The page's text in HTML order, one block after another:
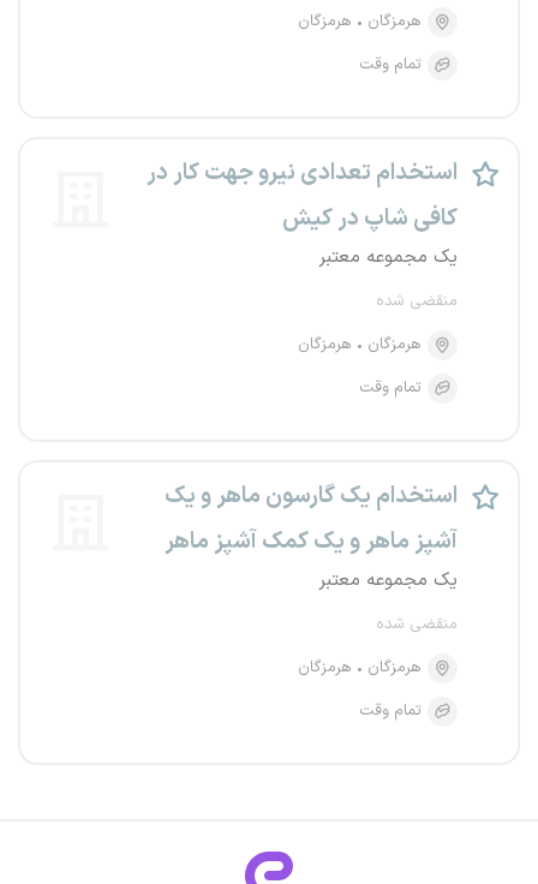
هرمزگان
هرمزگان
تمام وقت
استخدام تعدادی نیرو جهت کار در
کافی شاپ در کیش
یک مجموعه معتبر
منقضی شده
هرمزگان
هرمزگان
تمام وقت
استخدام یک گارسون ماهر و یک
آشپز ماهر و یک کمک آشپز ماهر
یک مجموعه معتبر
منقضی شده
هرمزگان
هرمزگان
تمام وقت